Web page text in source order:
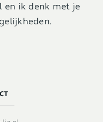
en ik denk met je